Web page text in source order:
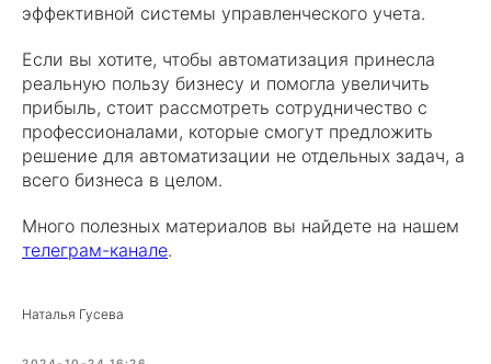
эффективной системы управленческого учета.
Если вы хотите, чтобы автоматизация принесла
реальную пользу бизнесу и помогла увеличить
прибыль, стоит рассмотреть сотрудничество с
профессионалами, которые смогут предложить
решение для автоматизации не отдельных задач, а
всего бизнеса в целом.
Много полезных материалов вы найдете на нашем
телеграм-канале.
Наталья Гусева